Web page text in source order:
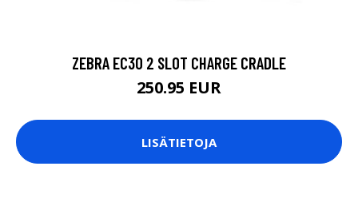
ZEBRA EC30 2 SLOT CHARGE CRADLE
250.95 EUR
LISÄTIETOJA